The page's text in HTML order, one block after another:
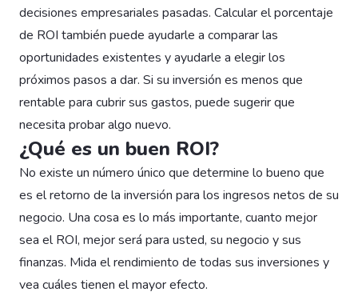
decisiones empresariales pasadas. Calcular el porcentaje
de ROI también puede ayudarle a comparar las
oportunidades existentes y ayudarle a elegir los
próximos pasos a dar. Si su inversión es menos que
rentable para cubrir sus gastos, puede sugerir que
necesita probar algo nuevo.
¿Qué es un buen ROI?
No existe un número único que determine lo bueno que
es el retorno de la inversión para los ingresos netos de su
negocio. Una cosa es lo más importante, cuanto mejor
sea el ROI, mejor será para usted, su negocio y sus
finanzas. Mida el rendimiento de todas sus inversiones y
vea cuáles tienen el mayor efecto.